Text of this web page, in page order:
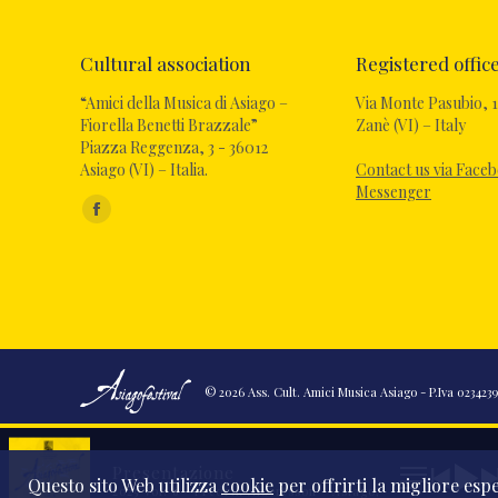
Cultural association
“Amici della Musica di Asiago –
Fiorella Benetti Brazzale”
Piazza Reggenza, 3 - 36012
Asiago (VI) – Italia.
Find us on:
Registered office
Via Monte Pasubio,
Zanè (VI) – Italy
Contact us via
Messenger
© 2026 Ass. Cult. Amici Musica Asiago - P.Iva
Presentazione
2025 Vol. 6 - Fredrik Albertsson - Asiago, 15 agosto 2025
Questo sito Web utilizza cookie per offrirti la migliore